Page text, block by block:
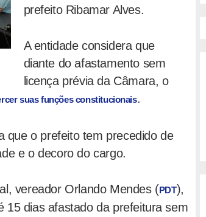
prefeito Ribamar Alves.
A entidade considera que
diante do afastamento sem
licença prévia da Câmara, o
suas funções constitucionais.
que o prefeito tem precedido de
e o decoro do cargo.
vereador Orlando Mendes (PDT),
15 dias afastado da prefeitura sem